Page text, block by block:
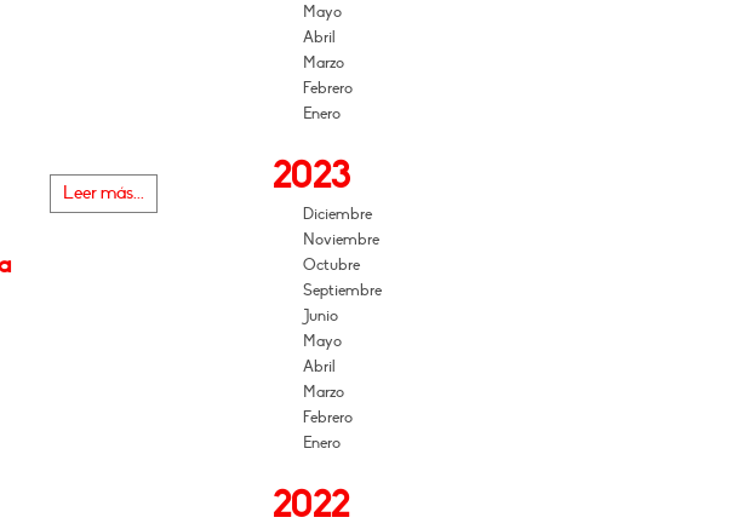
Leer más...
Mayo
Abril
Marzo
Febrero
Enero
2023
Diciembre
Noviembre
Octubre
Septiembre
Junio
Mayo
Abril
Marzo
Febrero
Enero
2022